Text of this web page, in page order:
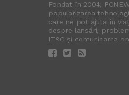
Fondat în 2004,
popularizarea
care ne pot ajuta în
despre lansări,
IT&C și comunicarea